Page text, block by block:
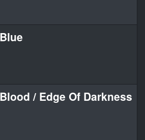
/ Edge Of Darkness